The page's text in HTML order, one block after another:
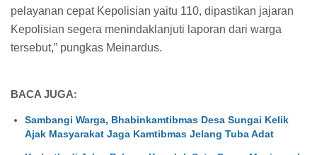
pelayanan cepat Kepolisian yaitu 110, dipastikan jajaran
Kepolisian segera menindaklanjuti laporan dari warga
tersebut,” pungkas Meinardus.
BACA JUGA:
Sambangi Warga, Bhabinkamtibmas Desa Sungai Kelik
Ajak Masyarakat Jaga Kamtibmas Jelang Tuba Adat